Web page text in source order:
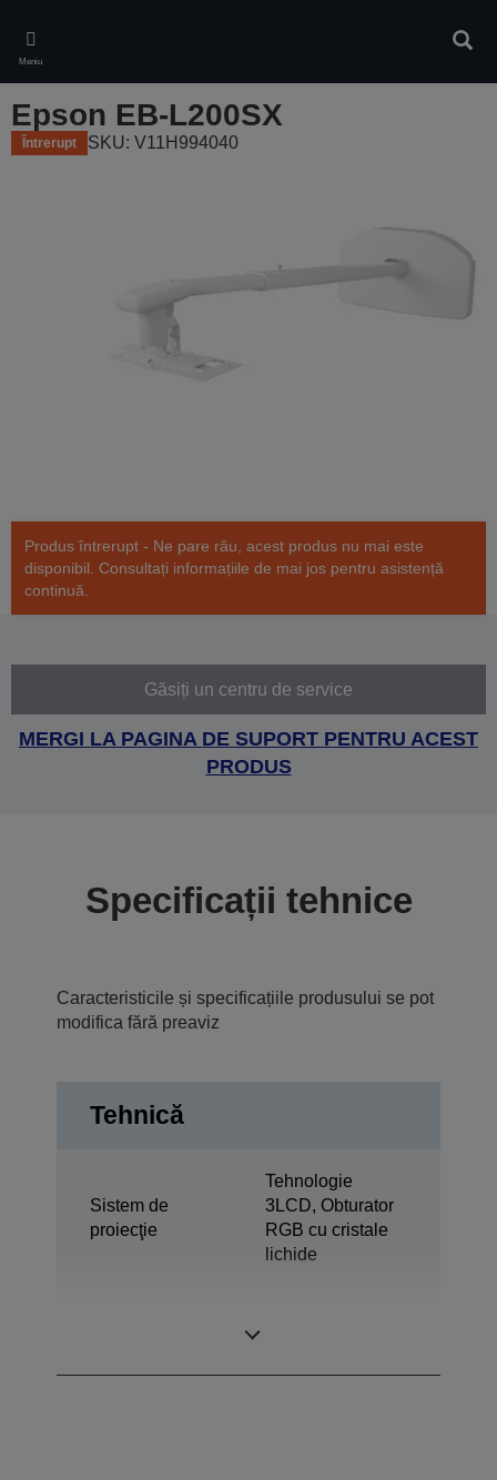
main
content
Meniu
Epson EB-L200SX
Întrerupt SKU: V11H994040
Produs întrerupt - Ne pare rău, acest produs nu mai este
disponibil. Consultați informațiile de mai jos pentru asistență
continuă.
Găsiți un centru de service
MERGI LA PAGINA DE SUPORT PENTRU ACEST
PRODUS
Specificații tehnice
Caracteristicile și specificațiile produsului se pot
modifica fără preaviz
Tehnică
Sistem de
proiecţie
Tehnologie
3LCD, Obturator
RGB cu cristale
lichide